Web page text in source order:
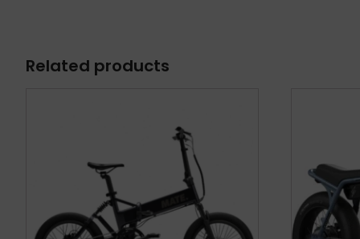
Related products
options
plusieurs
variations.
Les
options